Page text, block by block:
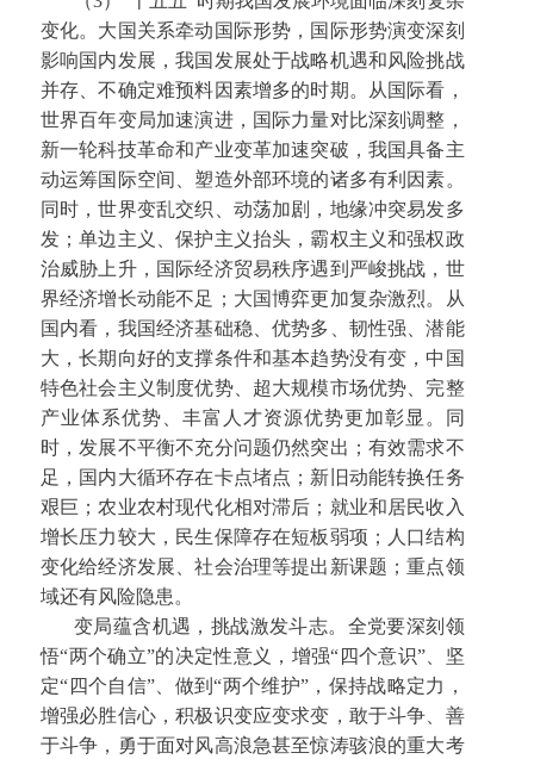
变化。大国关系牵动国际形势，国际形势演变深刻
影响国内发展，我国发展处于战略机遇和风险挑战
并存、不确定难预料因素增多的时期。从国际看，
世界百年变局加速演进，国际力量对比深刻调整，
新一轮科技革命和产业变革加速突破，我国具备主
动运筹国际空间、塑造外部环境的诸多有利因素。
同时，世界变乱交织、动荡加剧，地缘冲突易发多
发；单边主义、保护主义抬头，霸权主义和强权政
治威胁上升，国际经济贸易秩序遇到严峻挑战，世
界经济增长动能不足；大国博弈更加复杂激烈。从
国内看，我国经济基础稳、优势多、韧性强、潜能
大，长期向好的支撑条件和基本趋势没有变，中国
特色社会主义制度优势、超大规模市场优势、完整
产业体系优势、丰富人才资源优势更加彰显。同
时，发展不平衡不充分问题仍然突出；有效需求不
足，国内大循环存在卡点堵点；新旧动能转换任务
艰巨；农业农村现代化相对滞后；就业和居民收入
增长压力较大，民生保障存在短板弱项；人口结构
变化给经济发展、社会治理等提出新课题；重点领
域还有风险隐患。
变局蕴含机遇，挑战激发斗志。全党要深刻领
悟“两个确立”的决定性意义，增强“四个意识”、坚
定“四个自信”、做到“两个维护”，保持战略定力，
增强必胜信心，积极识变应变求变，敢于斗争、善
于斗争，勇于面对风高浪急甚至惊涛骇浪的重大考